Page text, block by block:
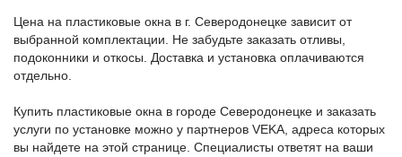
Цена на пластиковые окна в г. Северодонецке зависит от
выбранной комплектации. Не забудьте заказать отливы,
подоконники и откосы. Доставка и установка оплачиваются
отдельно.
Купить пластиковые окна в городе Северодонецке и заказать
услуги по установке можно у партнеров VEKA, адреса которых
вы найдете на этой странице. Специалисты ответят на ваши